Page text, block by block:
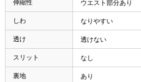
伸縮性 ウエスト部分あり
しわ なりやすい
透け 透けない
スリット なし
裏地 あり